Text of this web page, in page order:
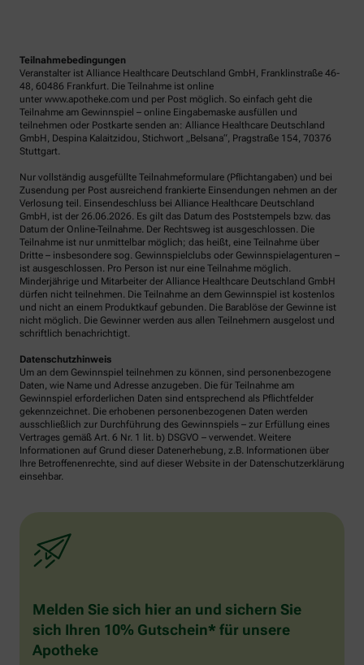
Teilnahmebedingungen
Veranstalter ist Alliance Healthcare Deutschland GmbH, Franklinstraße 46-
48, 60486 Frankfurt. Die Teilnahme ist online
unter www.apotheke.com und per Post möglich. So einfach geht die
Teilnahme am Gewinnspiel – online Eingabemaske ausfüllen und
teilnehmen oder Postkarte senden an: Alliance Healthcare Deutschland
GmbH, Despina Kalaitzidou, Stichwort „Belsana“, Pragstraße 154, 70376
Stuttgart.
Nur vollständig ausgefüllte Teilnahmeformulare (Pflichtangaben) und bei
Zusendung per Post ausreichend frankierte Einsendungen nehmen an der
Verlosung teil. Einsendeschluss bei Alliance Healthcare Deutschland
GmbH, ist der 26.06.2026. Es gilt das Datum des Poststempels bzw. das
Datum der Online-Teilnahme. Der Rechtsweg ist ausgeschlossen. Die
Teilnahme ist nur unmittelbar möglich; das heißt, eine Teilnahme über
Dritte – insbesondere sog. Gewinnspielclubs oder Gewinnspielagenturen –
ist ausgeschlossen. Pro Person ist nur eine Teilnahme möglich.
Minderjährige und Mitarbeiter der Alliance Healthcare Deutschland GmbH
dürfen nicht teilnehmen. Die Teilnahme an dem Gewinnspiel ist kostenlos
und nicht an einem Produktkauf gebunden. Die Barablöse der Gewinne ist
nicht möglich. Die Gewinner werden aus allen Teilnehmern ausgelost und
schriftlich benachrichtigt.
Datenschutzhinweis
Um an dem Gewinnspiel teilnehmen zu können, sind personenbezogene
Daten, wie Name und Adresse anzugeben. Die für Teilnahme am
Gewinnspiel erforderlichen Daten sind entsprechend als Pflichtfelder
gekennzeichnet. Die erhobenen personenbezogenen Daten werden
ausschließlich zur Durchführung des Gewinnspiels – zur Erfüllung eines
Vertrages gemäß Art. 6 Nr. 1 lit. b) DSGVO – verwendet. Weitere
Informationen auf Grund dieser Datenerhebung, z.B. Informationen über
Ihre Betroffenenrechte, sind auf dieser Website in der Datenschutzerklärung
einsehbar.
Melden Sie sich hier an und sichern Sie
sich Ihren 10% Gutschein* für unsere
Apotheke